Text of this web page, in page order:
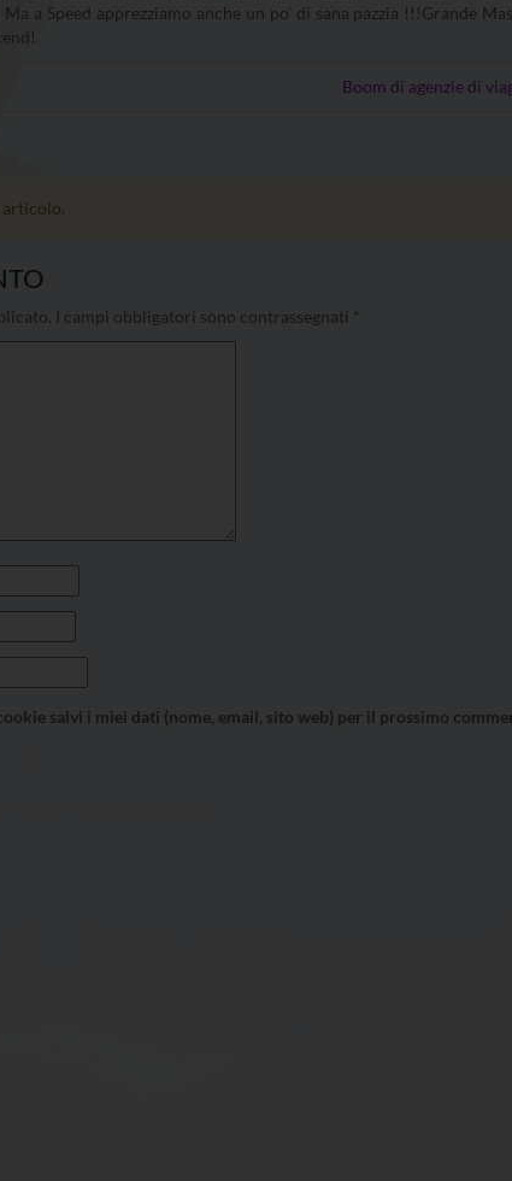
a Speed apprezziamo anche un po’ di sana pazzia !!!Grande
Boom di agenzie di
articolo.
I campi obbligatori sono contrassegnati *
salvi i miei dati (nome, email, sito web) per il prossimo